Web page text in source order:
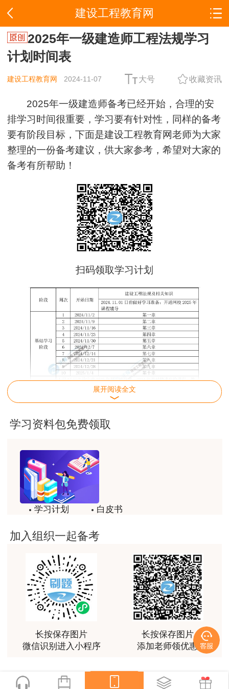
建设工程教育网
2025年一级建造师工程法规学习
计划时间表
建设工程教育网 2024-11-07 大号 收藏资讯
2025年一级建造师备考已经开始，合理的安
排学习时间很重要，学习要有针对性，同样的备考
要有阶段目标，下面是建设工程教育网老师为大家
整理的一份备考建议，供大家参考，希望对大家的
备考有所帮助！
扫码领取学习计划
建议学习资料: 一级建造师考试培训教材、全
国一级建造师考试大纲、建设工程教育网课程及配
套习题等。 建议学习方法：基础学习阶段是通过
学习教材精讲班的课程，按照大纲（或教材）章节
体系进行全面系统讲解，重点突出，层次分明，对
于重点、难点内容穿插典型例题详细说明，从掌握
知识与运用做题的角度全面讲解考试所必须掌握的
内容。此阶段的课程是学习必备课程，绝大部分学
展开阅读全文
学习资料包免费领取
学习计划
白皮书
加入组织一起备考
长按保存图片
微信识别进入小程序
长按保存图片
添加老师领优惠